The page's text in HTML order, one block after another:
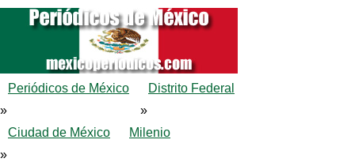
Periódicos de México
»
Distrito Federal
»
Ciudad de México
»
Milenio